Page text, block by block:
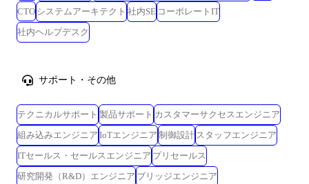
CTO システムアーキテクト 社内SE コーポレートIT
社内ヘルプデスク
サポート・その他
テクニカルサポート 製品サポート カスタマーサクセスエンジニア
組み込みエンジニア IoTエンジニア 制御設計 スタッフエンジニア
ITセールス・セールスエンジニア プリセールス
研究開発（R&D）エンジニア ブリッジエンジニア